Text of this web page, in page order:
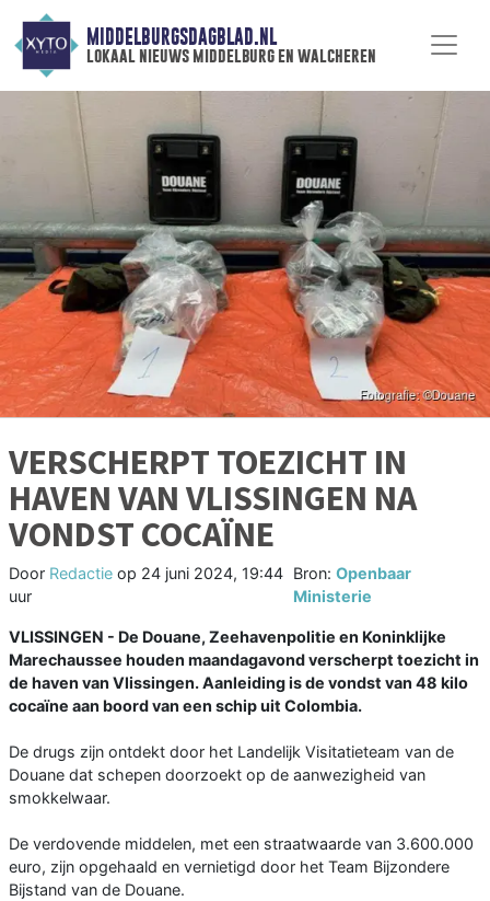
MIDDELBURGSDAGBLAD.NL
lokaal nieuws middelburg en walcheren
VERSCHERPT TOEZICHT IN
HAVEN VAN VLISSINGEN NA
VONDST COCAÏNE
Door Redactie op 24 juni 2024, 19:44
uur
Bron: Openbaar
Ministerie
VLISSINGEN - De Douane, Zeehavenpolitie en Koninklijke
Marechaussee houden maandagavond verscherpt toezicht in
de haven van Vlissingen. Aanleiding is de vondst van 48 kilo
cocaïne aan boord van een schip uit Colombia.
De drugs zijn ontdekt door het Landelijk Visitatieteam van de
Douane dat schepen doorzoekt op de aanwezigheid van
smokkelwaar.
De verdovende middelen, met een straatwaarde van 3.600.000
euro, zijn opgehaald en vernietigd door het Team Bijzondere
Bijstand van de Douane.